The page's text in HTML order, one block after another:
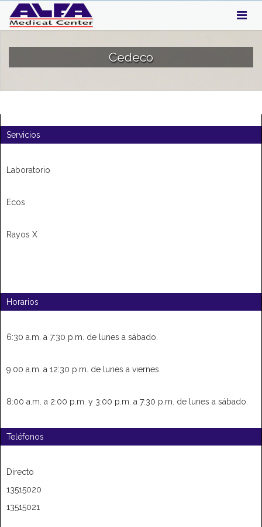
Cedeco
Servicios
Laboratorio
Ecos
Rayos X
Horarios
6:30 a.m. a 7:30 p.m. de lunes a sábado.
9:00 a.m. a 12:30 p.m. de lunes a viernes.
8:00 a.m. a 2:00 p.m. y 3:00 p.m. a 7:30 p.m. de lunes a sábado.
Teléfonos
Directo
13515020
13515021